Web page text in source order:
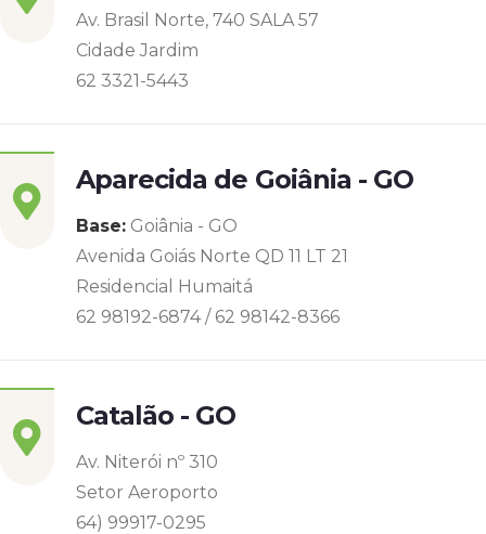
Av. Brasil Norte, 740 SALA 57
Cidade Jardim
62 3321-5443
Aparecida de Goiânia - GO
Base: Goiânia - GO
Avenida Goiás Norte QD 11 LT 21
Residencial Humaitá
62 98192-6874 / 62 98142-8366
Catalão - GO
Av. Niterói nº 310
Setor Aeroporto
64) 99917-0295